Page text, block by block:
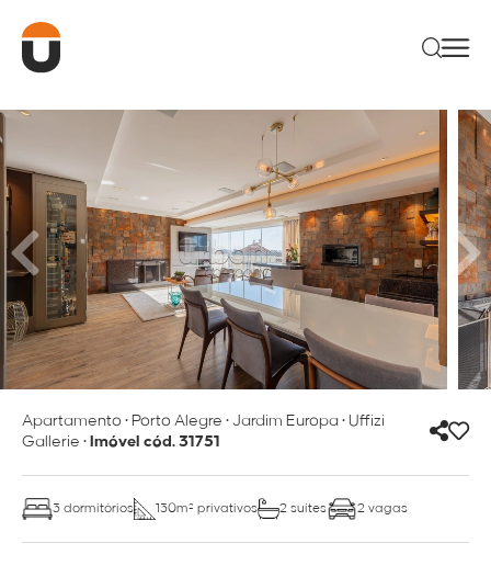
Apartamento •Porto Alegre •Jardim Europa•Uffizi
Gallerie •Imóvel cód. 31751
3 dormitórios 130m² privativos 2 suítes 2 vagas